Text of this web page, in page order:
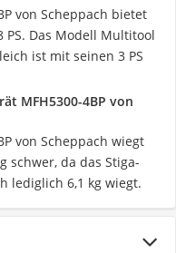
von Scheppach bietet
Das Modell Multitool
ist mit seinen 3 PS
MFH5300-4BP von
von Scheppach wiegt
schwer, da das Stiga-
lediglich 6,1 kg wiegt.